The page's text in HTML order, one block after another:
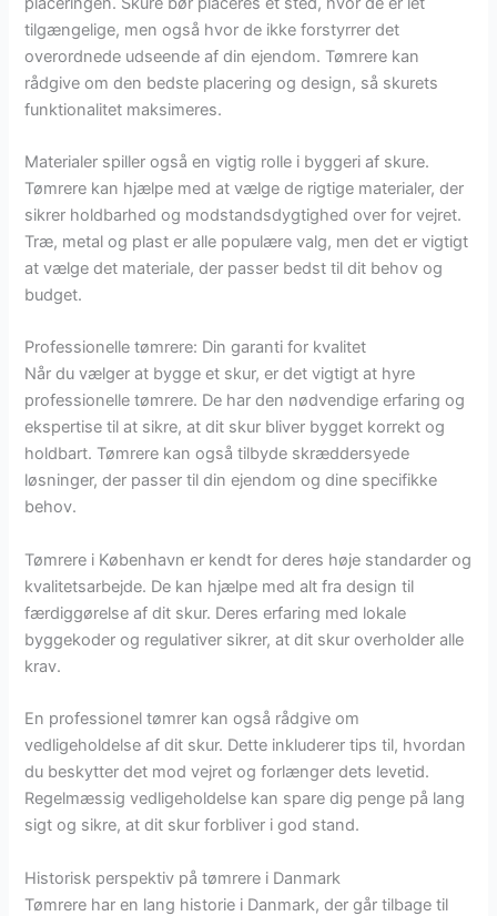
tilgængelige, men også hvor de ikke forstyrrer det
overordnede udseende af din ejendom. Tømrere kan
rådgive om den bedste placering og design, så skurets
funktionalitet maksimeres.
Materialer spiller også en vigtig rolle i byggeri af skure.
Tømrere kan hjælpe med at vælge de rigtige materialer, der
sikrer holdbarhed og modstandsdygtighed over for vejret.
Træ, metal og plast er alle populære valg, men det er vigtigt
at vælge det materiale, der passer bedst til dit behov og
budget.
Professionelle tømrere: Din garanti for kvalitet
Når du vælger at bygge et skur, er det vigtigt at hyre
professionelle tømrere. De har den nødvendige erfaring og
ekspertise til at sikre, at dit skur bliver bygget korrekt og
holdbart. Tømrere kan også tilbyde skræddersyede
løsninger, der passer til din ejendom og dine specifikke
behov.
Tømrere i København er kendt for deres høje standarder og
kvalitetsarbejde. De kan hjælpe med alt fra design til
færdiggørelse af dit skur. Deres erfaring med lokale
byggekoder og regulativer sikrer, at dit skur overholder alle
krav.
En professionel tømrer kan også rådgive om
vedligeholdelse af dit skur. Dette inkluderer tips til, hvordan
du beskytter det mod vejret og forlænger dets levetid.
Regelmæssig vedligeholdelse kan spare dig penge på lang
sigt og sikre, at dit skur forbliver i god stand.
Historisk perspektiv på tømrere i Danmark
Tømrere har en lang historie i Danmark, der går tilbage til